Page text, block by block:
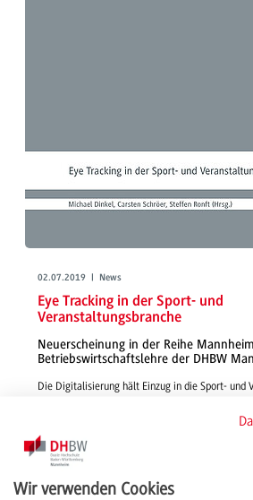
02.07.2019 | News
Eye Tracking in der Sport- und
Veranstaltungsbranche
Neuerscheinung in der Reihe
Betriebswirtschaftslehre der DHBW
Die Digitalisierung hält Einzug in die Sport- und
Ronft mit den Möglichkeiten, dem Erfolg und
Eyetracking bei Veranstaltungen auseinander.
weiterlesen
Wir verwenden Cookies